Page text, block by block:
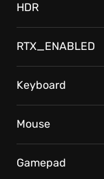
HDR
RTX_ENABLED
Keyboard
Mouse
Gamepad